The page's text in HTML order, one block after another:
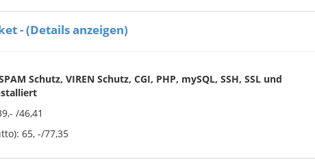
- (Details anzeigen)
Schutz, VIREN Schutz, CGI, PHP, mySQL, SSH, SSL und
/46,41
65, -/77,35